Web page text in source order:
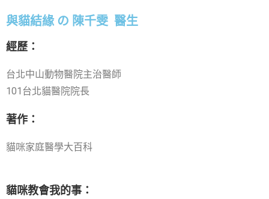
與貓結緣 の 陳千雯 醫生
經歷：
台北中山動物醫院主治醫師
101台北貓醫院院長
著作：
貓咪家庭醫學大百科
貓咪教會我的事：